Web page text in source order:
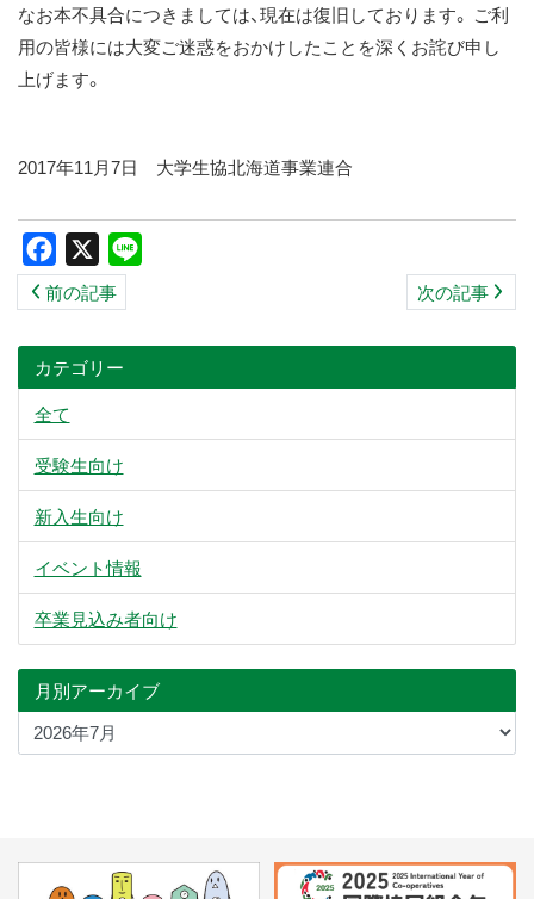
なお本不具合につきましては、現在は復旧しております。 ご利
用の皆様には大変ご迷惑をおかけしたことを深くお詫び申し
上げます。
2017年11月7日 大学生協北海道事業連合
Facebook
前の記事 次の記事
カテゴリー
全て
受験生向け
新入生向け
イベント情報
卒業見込み者向け
月別アーカイブ